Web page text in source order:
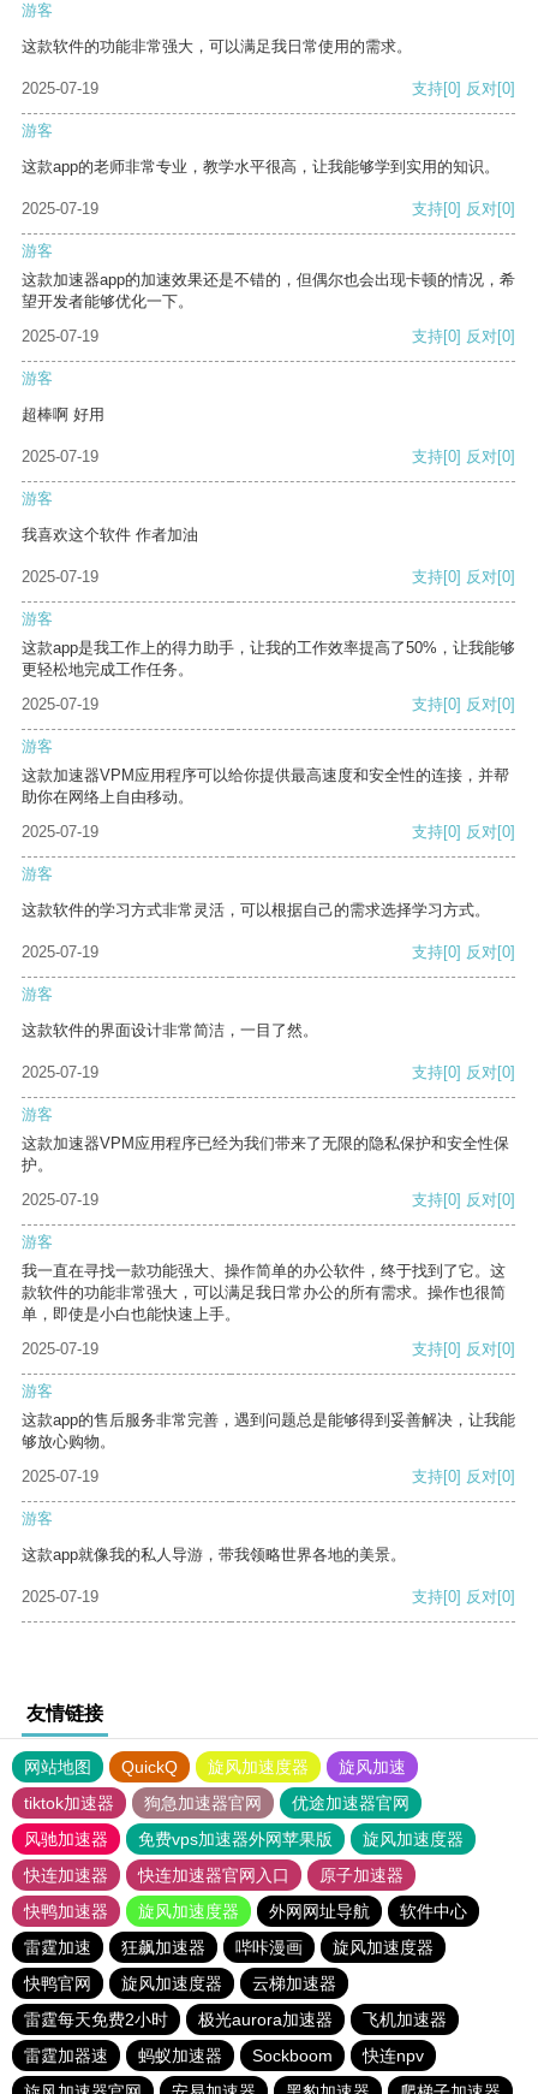
游客
这款软件的功能非常强大，可以满足我日常使用的需求。
2025-07-19 支持[0] 反对[0]
游客
这款app的老师非常专业，教学水平很高，让我能够学到实用的知识。
2025-07-19 支持[0] 反对[0]
游客
这款加速器app的加速效果还是不错的，但偶尔也会出现卡顿的情况，希
望开发者能够优化一下。
2025-07-19
支持[0] 反对[0]
游客
超棒啊 好用
2025-07-19 支持[0] 反对[0]
游客
我喜欢这个软件 作者加油
2025-07-19 支持[0] 反对[0]
游客
这款app是我工作上的得力助手，让我的工作效率提高了50%，让我能够
更轻松地完成工作任务。
2025-07-19
支持[0] 反对[0]
游客
这款加速器VPM应用程序可以给你提供最高速度和安全性的连接，并帮
助你在网络上自由移动。
2025-07-19
支持[0] 反对[0]
游客
这款软件的学习方式非常灵活，可以根据自己的需求选择学习方式。
2025-07-19 支持[0] 反对[0]
游客
这款软件的界面设计非常简洁，一目了然。
2025-07-19 支持[0] 反对[0]
游客
这款加速器VPM应用程序已经为我们带来了无限的隐私保护和安全性保
护。
2025-07-19
支持[0] 反对[0]
游客
我一直在寻找一款功能强大、操作简单的办公软件，终于找到了它。这
款软件的功能非常强大，可以满足我日常办公的所有需求。操作也很简
单，即使是小白也能快速上手。
2025-07-19
支持[0] 反对[0]
游客
这款app的售后服务非常完善，遇到问题总是能够得到妥善解决，让我能
够放心购物。
2025-07-19
支持[0] 反对[0]
游客
这款app就像我的私人导游，带我领略世界各地的美景。
2025-07-19 支持[0] 反对[0]
友情链接
网站地图 QuickQ 旋风加速度器
旋风加速
tiktok加速器
狗急加速器官网
优途加速器官网
风驰加速器
免费vps加速器外网苹果版
旋风加速度器
快连加速器
快连加速器官网入口
原子加速器
快鸭加速器
旋风加速度器 外网网址导航
软件中心
雷霆加速
狂飙加速器 哔咔漫画
旋风加速度器
快鸭官网
旋风加速度器
云梯加速器
雷霆每天免费2小时
极光aurora加速器
飞机加速器
雷霆加器速
蚂蚁加速器 Sockboom
快连npv